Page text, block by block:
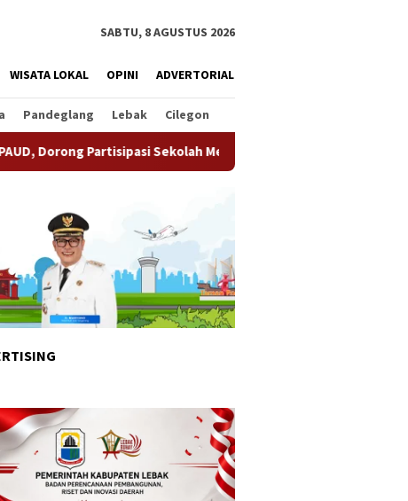
SABTU, 8 AGUSTUS 2026
WISATA LOKAL OPINI ADVERTORIAL
Pandeglang Lebak Cilegon
Sekolah Meningkat